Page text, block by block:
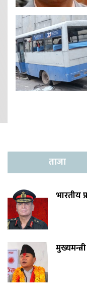
ताजा
भारतीय